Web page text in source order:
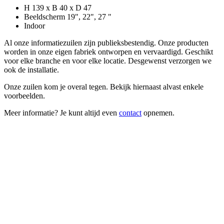
H 139 x B 40 x D 47
Beeldscherm 19", 22", 27 "
Indoor
Al onze informatiezuilen zijn publieksbestendig. Onze producten
worden in onze eigen fabriek ontworpen en vervaardigd. Geschikt
voor elke branche en voor elke locatie. Desgewenst verzorgen we
ook de installatie.
Onze zuilen kom je overal tegen. Bekijk hiernaast alvast enkele
voorbeelden.
Meer informatie? Je kunt altijd even contact opnemen.